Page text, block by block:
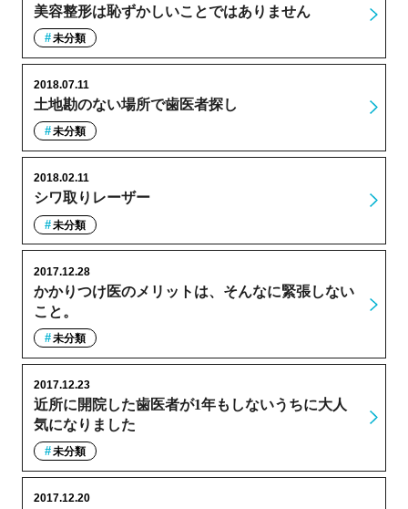
美容整形は恥ずかしいことではありません
未分類
土地勘のない場所で歯医者探し
2018.07.11
未分類
シワ取りレーザー
2018.02.11
未分類
かかりつけ医のメリットは、そんなに緊張しない
こと。
2017.12.28
未分類
近所に開院した歯医者が1年もしないうちに大人
気になりました
2017.12.23
未分類
2017.12.20